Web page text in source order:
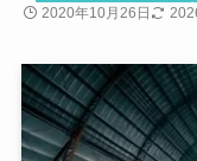
2020年10月26日